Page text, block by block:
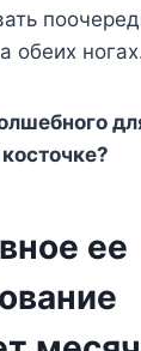
обеих
ее